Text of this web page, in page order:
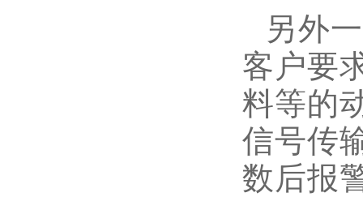
另外
客户要
料等的
信号传
数后报